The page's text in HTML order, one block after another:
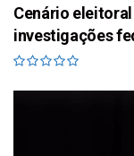
Cenário
investigações